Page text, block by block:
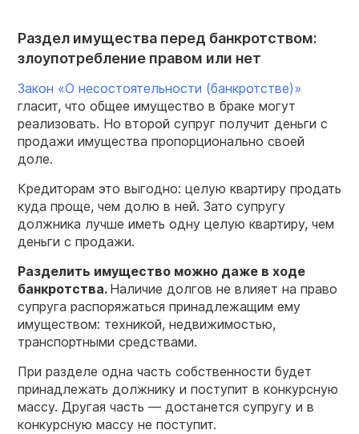
Раздел имущества перед банкротством:
злоупотребление правом или нет
Закон «О несостоятельности (банкротстве)»
гласит, что общее имущество в браке могут
реализовать. Но второй супруг получит деньги с
продажи имущества пропорционально своей
доле.
Кредиторам это выгодно: целую квартиру продать
куда проще, чем долю в ней. Зато супругу
должника лучше иметь одну целую квартиру, чем
деньги с продажи.
Разделить имущество можно даже в ходе
банкротства. Наличие долгов не влияет на право
супруга распоряжаться принадлежащим ему
имуществом: техникой, недвижимостью,
транспортными средствами.
При разделе одна часть собственности будет
принадлежать должнику и поступит в конкурсную
массу. Другая часть — достанется супругу и в
конкурсную массу не поступит.